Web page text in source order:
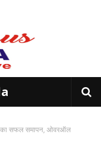
का सफल समापन, ओवरऑल